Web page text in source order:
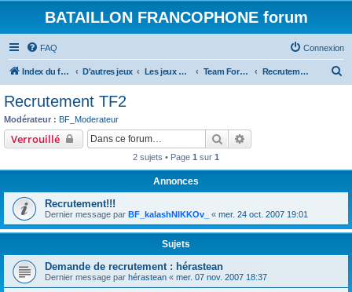
BATAILLON FRANCOPHONE forum
FAQ Connexion
Index du forum D'autres jeux Les jeux Steam Team Fortress Recrutement TF2
Recrutement TF2
Modérateur : BF_Moderateur
Verrouillé Rechercher
2 sujets • Page 1 sur 1
Annonces
Recrutement!!!
Dernier message par BF_kalashNIKKOv_ « mer. 24 oct. 2007 19:01
Sujets
Demande de recrutement : hérastean
Dernier message par hérastean « mer. 07 nov. 2007 18:37